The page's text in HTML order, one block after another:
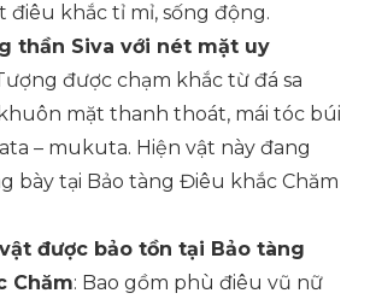
điêu khắc tỉ mỉ, sống động.
thần Siva với nét mặt uy
được chạm khắc từ đá sa
mặt thanh thoát, mái tóc búi
– mukuta. Hiện vật này đang
bày tại Bảo tàng Điêu khắc Chăm
được bảo tồn tại Bảo tàng
Chăm: Bao gồm phù điêu vũ nữ